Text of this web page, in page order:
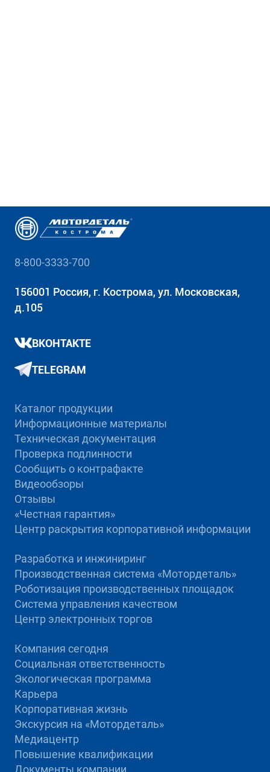
8-800-3333-700
156001 Россия, г. Кострома, ул. Московская,
д.105
ВКОНТАКТЕ
TELEGRAM
Каталог продукции
Информационные материалы
Техническая документация
Проверка подлинности
Сообщить о контрафакте
Видеообзоры
Отзывы
«Честная гарантия»
Центр раскрытия корпоративной информации
Разработка и инжиниринг
Производственная система «Mотордеталь»
Роботизация производственных площадок
Система управления качеством
Центр электронных торгов
Компания сегодня
Социальная ответственность
Экологическая программа
Карьера
Корпоративная жизнь
Экскурсия на «Мотордеталь»
Медиацентр
Повышение квалификации
Документы компании